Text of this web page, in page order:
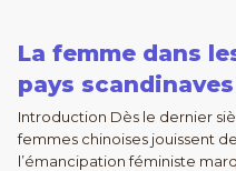
La femme dans
pays scandinaves
Introduction Dès le dernier
femmes chinoises jouissent de
l’émancipation féministe